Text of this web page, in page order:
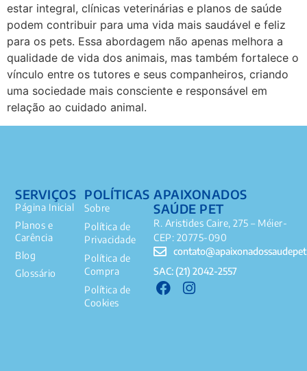
estar integral, clínicas veterinárias e planos de saúde
podem contribuir para uma vida mais saudável e feliz
para os pets. Essa abordagem não apenas melhora a
qualidade de vida dos animais, mas também fortalece o
vínculo entre os tutores e seus companheiros, criando
uma sociedade mais consciente e responsável em
relação ao cuidado animal.
POLÍTICAS
Sobre
Política de
Privacidade
Política de
Compra
Política de
Cookies
SERVIÇOS
Página Inicial
Planos e
Carência
Blog
Glossário
APAIXONADOS
SAÚDE PET
R. Aristides Caire, 275 – Méier-
CEP: 20775-090
SAC: (21) 2042-2557